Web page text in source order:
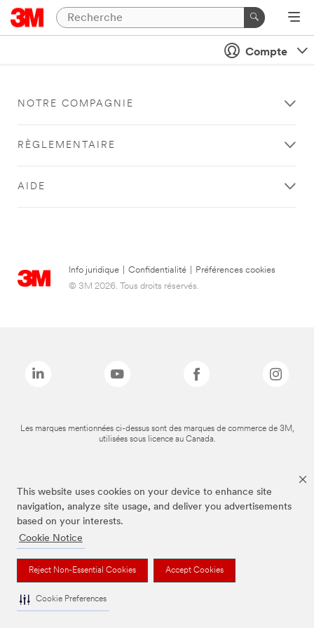
This website uses cookies on your device to enhance site
navigation, analyze site usage, and deliver you advertisements
based on your interests.
Cookie Notice
Reject Non-Essential Cookies Accept Cookies
Cookie Preferences
Compte
NOTRE COMPAGNIE
RÈGLEMENTAIRE
AIDE
Info juridique Confidentialité
Préférences cookies
© 3M 2026. Tous droits réservés.
Les marques mentionnées ci-dessus sont des marques de commerce de 3M,
utilisées sous licence au Canada.